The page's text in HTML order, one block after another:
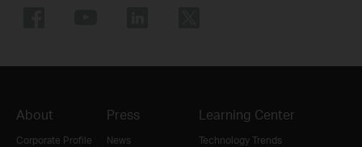
About
Corporate Profile
Press
News
Learning Center
Technology Trends